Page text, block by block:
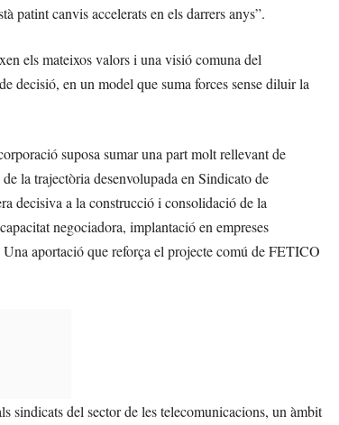
patint canvis accelerats en els darrers anys”.
els mateixos valors i una visió comuna del
decisió, en un model que suma forces sense diluir la
suposa sumar una part molt rellevant de
la trajectòria desenvolupada en Sindicato de
decisiva a la construcció i consolidació de la
negociadora, implantació en empreses
Una aportació que reforça el projecte comú de FETICO
sindicats del sector de les telecomunicacions, un àmbit